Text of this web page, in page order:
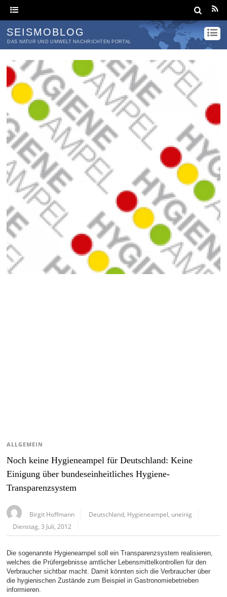
SEISMOBLOG
DAS NATUR UND UMWELT NACHRICHTEN PORTAL
ALLGEMEIN
Noch keine Hygieneampel für Deutschland: Keine
Einigung über bundeseinheitliches Hygiene-
Transparenzsystem
Birgit Hoffmann Deutschland Hygieneampel uneinig
Dienstag, 3 Juli, 2012
Die sogenannte Hygieneampel soll ein Transparenzsystem realisieren,
welches die Prüfergebnisse amtlicher Lebensmittelkontrollen für den
Verbraucher sichtbar macht. Damit könnten sich die Verbraucher über
die hygienischen Zustände zum Beispiel in Gastronomiebetrieben
informieren.